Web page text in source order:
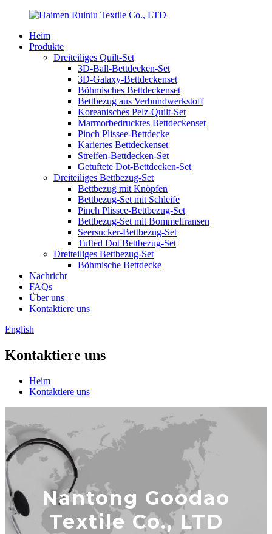
Heim
Produkte
Dreiteiliges Quilt-Set
3D-Ball-Bettdecken-Set
3D-Galaxy-Bettdeckenset
Böhmisches Bettdeckenset
Bettbezug aus Verbundwerkstoff
Koreanisches Pelz-Quilt-Set
Marmorbedrucktes Bettdeckenset
Pinch Plissee-Bettdecke
Kariertes Bettdeckenset
Streifen-Bettdecken-Set
Getuftete Dot-Bettdecken-Set
Dreiteiliges Bettbezug-Set
Bettbezug mit Knöpfen
Bettbezug-Set mit Schleife
Pinch Plissee-Bettbezug-Set
Bettbezug-Set mit Bommelfransen
Seersucker-Bettbezug-Set
Tufted Dot Bettbezug-Set
Dreiteiliges Bettbezug-Set
Böhmische Bettdecke
Nachricht
FAQs
Über uns
Kontaktiere uns
English
Kontaktiere uns
Heim
Kontaktiere uns
Nantong Goodao
Textile Co., LTD